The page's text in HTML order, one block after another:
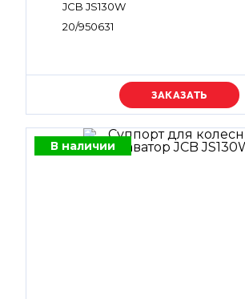
JCB JS130W
20/950631
Уточняйте цену
В наличии